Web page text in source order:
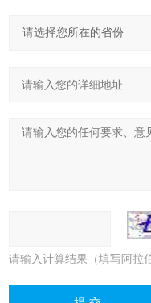
请输入计算结果（填写阿拉